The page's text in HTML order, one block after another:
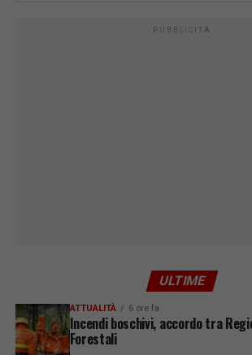
PUBBLICITÀ
ULTIME
ATTUALITÀ 6 ore fa
Incendi boschivi, accordo tra
Forestali